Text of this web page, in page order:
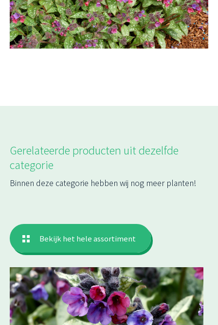
Gerelateerde producten uit dezelfde
categorie
Binnen deze categorie hebben wij nog meer planten!
Bekijk het hele assortiment